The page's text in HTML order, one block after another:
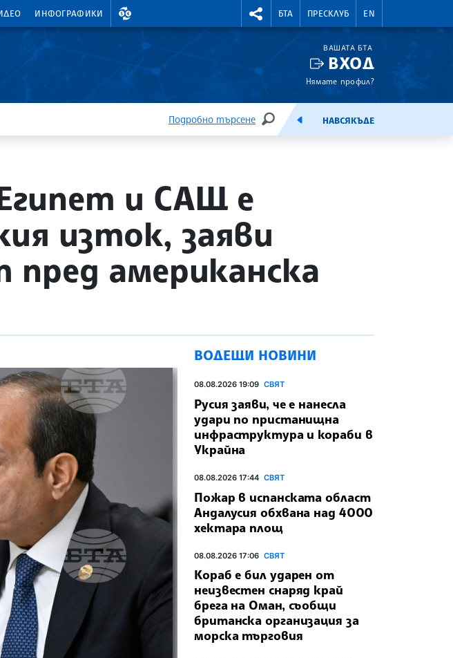
ИНФОГРАФИКИ
ВАЛУТНИ КУРСОВЕ RIGHTMENU.SOCIAL
БТА ПРЕСКЛУБ EN
ВАШАТА БТА
ВХОД
Нямате профил?
Подробно търсене
ТЪРСЕНЕЕМИСИЯНАВСЯКЪДЕ
и САЩ е
изток, заяви
пред американска
ВОДЕЩИ НОВИНИ
08.08.2026 19:09 СВЯТ
Русия заяви, че е нанесла
удари по пристанищна
инфраструктура и кораби в
Украйна
08.08.2026 17:44 СВЯТ
Пожар в испанската област
Андалусия обхвана над 4000
хектара площ
08.08.2026 17:06 СВЯТ
Кораб е бил ударен от
неизвестен снаряд край
брега на Оман, съобщи
британска организация за
морска търговия